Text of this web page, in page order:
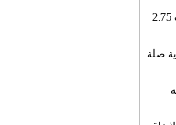
إيران: الصادرات الشهریة للنفط والمكثفات تخطت 2.75
صلة